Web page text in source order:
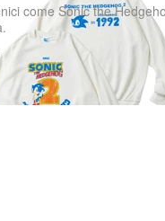
come Sonic the